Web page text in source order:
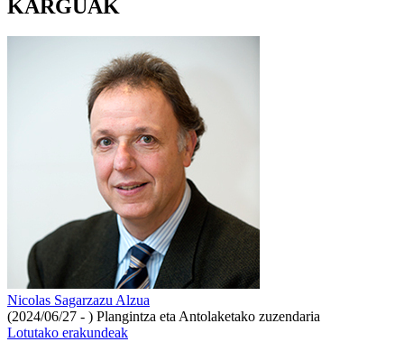
KARGUAK
Nicolas Sagarzazu Alzua
(2024/06/27 - ) Plangintza eta Antolaketako zuzendaria
Lotutako erakundeak